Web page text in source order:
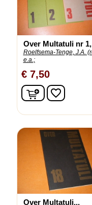
Over Multatuli nr 1,
Roelfsema-Tenge, J.A.
e.a.;
€ 7,50
Infavorite_border
Over Multatuli...